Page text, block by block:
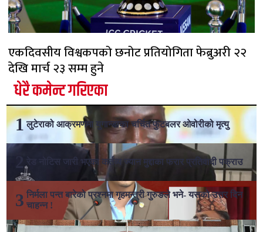
एकदिवसीय विश्वकपको छनोट प्रतियोगिता फेब्रुअरी २२
देखि मार्च २३ सम्म हुने
धेरै कमेन्ट गरिएका
लुटेराको आक्रमणमा युगान्डाका चर्चित फुटबलर ओवोरीको मृत्यु
रेड नोटिस जारी भएका कर्तव्य ज्यान मुद्दाका फरार प्रतिवादी पक्राउ
निर्मला पन्त बारेको प्रश्नमा गृहमन्त्री गुरुङले भने- यसको उत्तर दिन
चाहन्न !